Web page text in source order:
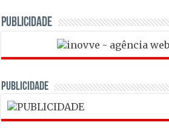
PUBLICIDADE
PUBLICIDADE